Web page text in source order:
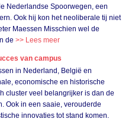
Nederlandse Spoorwegen, een
Ook hij kon het neoliberale tij niet
Maessen Misschien wel de
de>> Lees meer
van campus
in Nederland, België en
economische en historische
cluster veel belangrijker is dan de
Ook in een saaie, verouderde
innovaties tot stand komen.